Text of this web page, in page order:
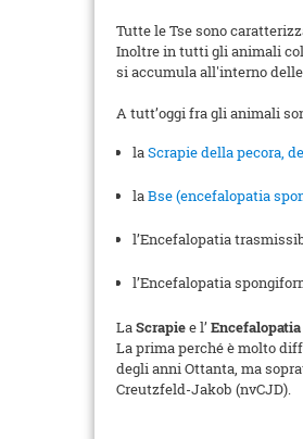
Tutte le Tse sono
Inoltre in tutti gli animali
si accumula all'interno
A tutt’oggi fra gli animali
laScrapie della pecora,
laBse (encefalopatia
l’Encefalopatia
l’Encefalopatia
LaScrapiee l’
La prima perché è molto
degli anni Ottanta, ma
Creutzfeld-Jakob (nvCJD).